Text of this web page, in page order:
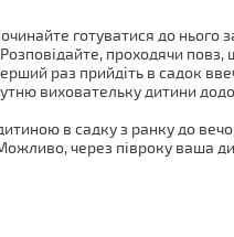
готуватися до нього
проходячи повз,
раз прийдіть в садок
виховательку дитини
в садку з ранку до
через півроку ваша